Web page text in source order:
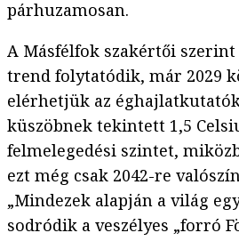
párhuzamosan.
A Másfélfok szakértői
trend folytatódik, már 2029
elérhetjük az
küszöbnek tekintett 1,5
felmelegedési szintet,
ezt még csak 2042-re
„Mindezek alapján a világ
sodródik a veszélyes „forró